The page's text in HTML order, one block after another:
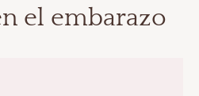
el embarazo